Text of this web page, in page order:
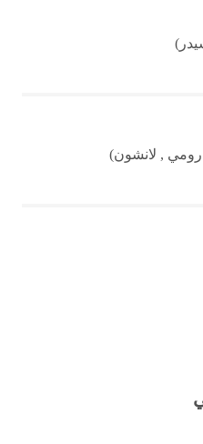
, لانشون)